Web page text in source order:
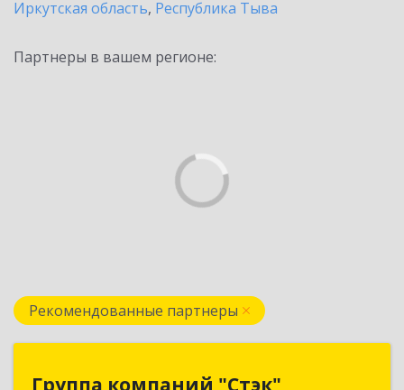
Иркутская область, Республика Тыва
Партнеры в вашем регионе:
Рекомендованные партнеры
Группа компаний "Стэк"
Группа компаний "Стэк"